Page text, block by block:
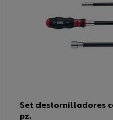
Set destornilladores
pz.